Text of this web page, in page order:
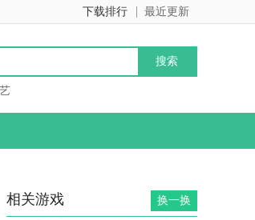
最近更新
下载排行
相关游戏 换一换